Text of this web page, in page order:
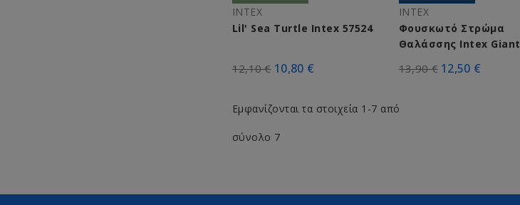
INTEX
Lil' Sea Turtle Intex 57524
12,10 € 10,80 €
INTEX
Φουσκωτό Στρώμα
Θαλάσσης Intex Giant
13,90 € 12,50 €
Εμφανίζονται τα στοιχεία 1-7 από
σύνολο 7